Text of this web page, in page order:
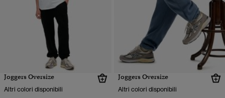
Joggers Oversize
Altri colori disponibili
Joggers Oversize
Altri colori disponibili